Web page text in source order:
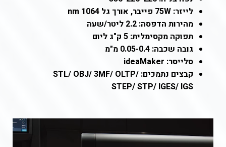
לייזר: 75W פייבר, אורך גל 1064 nm
מהירות הדפסה: 2.2 ליטר/שעה
תפוקה מקסימלית: 5 ק"ג ליום
גובה שכבה: 0.05-0.4 מ"מ
סלייסר: ideaMaker
קבצים נתמכים: STL/ OBJ/ 3MF/ OLTP/
STEP/ STP/ IGES/ IGS